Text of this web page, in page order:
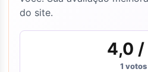
do site.
4,0 /
1 votos